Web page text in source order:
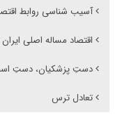
آسیب شناسی روابط
اقتصاد مساله اصلی
دستِ پزشکیان، دستِ
تعادل ترس